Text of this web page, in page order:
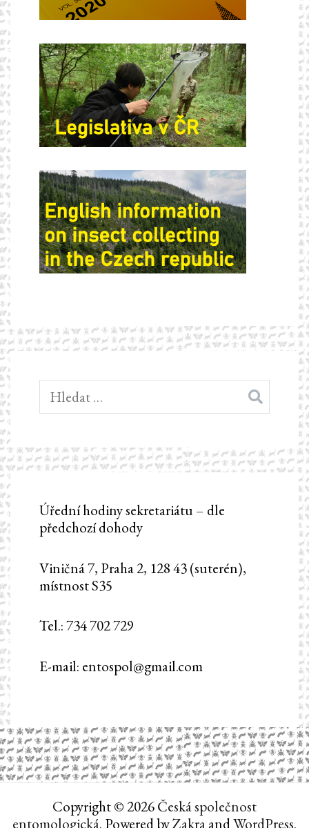
Vyhledávání
Úřední hodiny sekretariátu – dle
předchozí dohody
Viničná 7, Praha 2, 128 43 (suterén),
místnost S35
Tel.: 734 702 729
E-mail: entospol@gmail.com
Copyright © 2026Česká společnost
entomologická. Powered byZakra andWordPress.